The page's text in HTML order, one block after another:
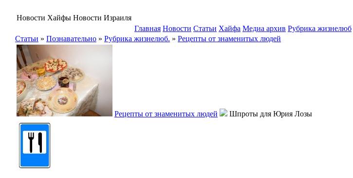
Новости Хайфы Новости Израиля
Главная Новости Статьи Хайфа Медиа архив Рубрика жизнелюб
Статьи » Познавательно » Рубрика жизнелюб. » Рецепты от знаменитых людей
Рецепты от знаменитых людей Шпроты для Юрия Лозы